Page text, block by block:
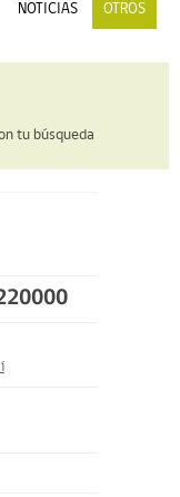
NOTICIAS OTROS
tu búsqueda